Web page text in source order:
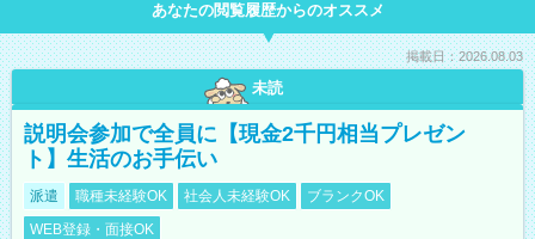
あなたの閲覧履歴からのオススメ
掲載日：2026.08.03
未読
説明会参加で全員に【現金2千円相当プレゼン
ト】生活のお手伝い
派遣 職種未経験OK 社会人未経験OK
ブランクOK
WEB登録・面接OK